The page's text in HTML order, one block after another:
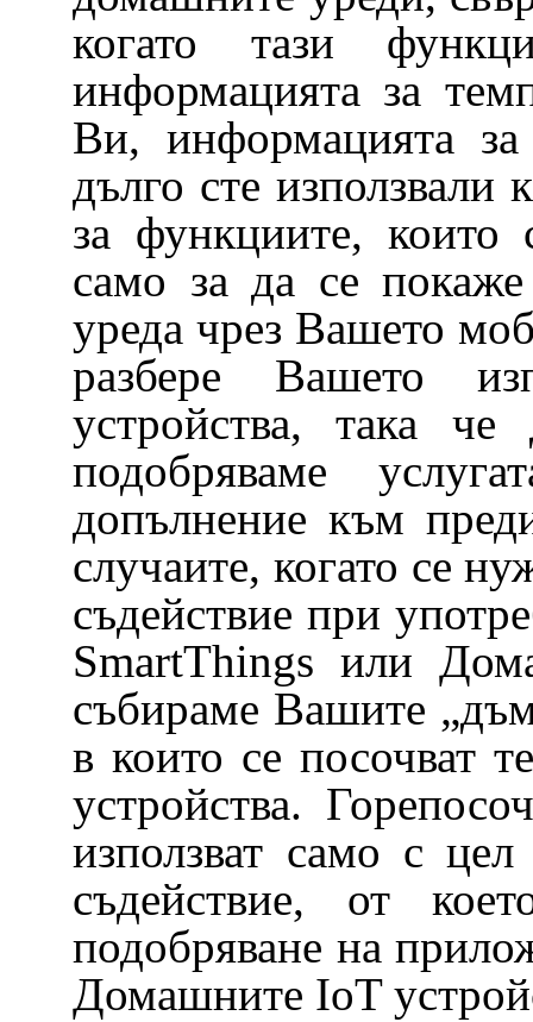
когато тази
информацията за
Ви, информацията за
дълго сте
за функциите,
само за да се покаже
уреда чрез Вашето
разбере Вашето
устройства, така
подобряваме
допълнение към
случаите, когато се
съдействие при
SmartThings или
събираме Вашите
в които се посочват
устройства.
използват само с цел
съдействие, от
подобряване на
Домашните IoT